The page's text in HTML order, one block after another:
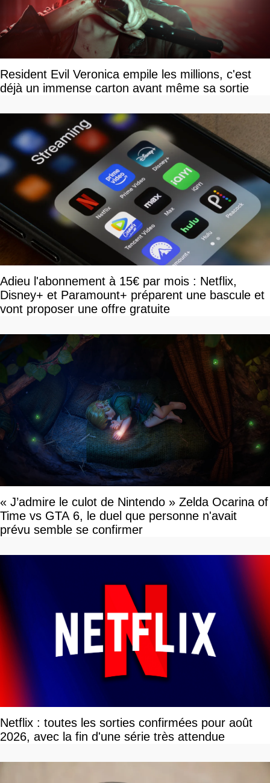
Resident Evil Veronica empile les millions, c'est
déjà un immense carton avant même sa sortie
Adieu l'abonnement à 15€ par mois : Netflix,
Disney+ et Paramount+ préparent une bascule et
vont proposer une offre gratuite
« J’admire le culot de Nintendo » Zelda Ocarina of
Time vs GTA 6, le duel que personne n'avait
prévu semble se confirmer
Netflix : toutes les sorties confirmées pour août
2026, avec la fin d'une série très attendue